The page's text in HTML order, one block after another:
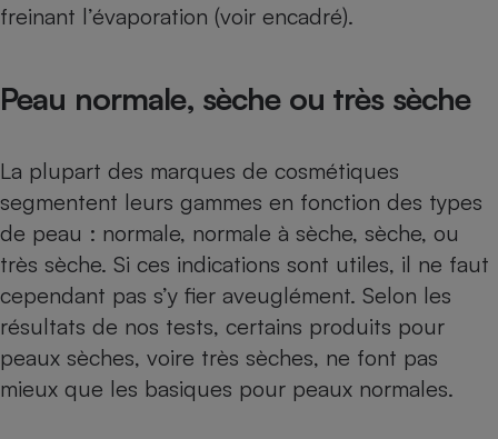
freinant l’évaporation (voir encadré).
Peau normale, sèche ou très sèche
La plupart des marques de cosmétiques
segmentent leurs gammes en fonction des types
de peau : normale, normale à sèche, sèche, ou
très sèche. Si ces indications sont utiles, il ne faut
cependant pas s’y fier aveuglément. Selon les
résultats de nos tests, certains produits pour
peaux sèches, voire très sèches, ne font pas
mieux que les basiques pour peaux normales.
Cafetière à expressos